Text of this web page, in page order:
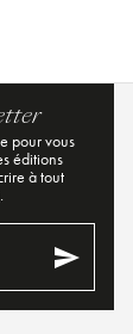
pour vous
éditions
à tout
.
send